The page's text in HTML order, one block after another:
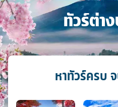
ทัวร์ต่า
หาทัวร์ครบ